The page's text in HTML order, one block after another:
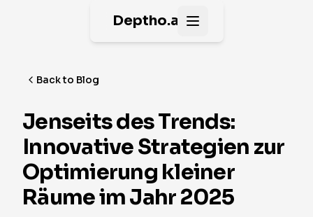
Deptho.ai Open main menu
Back to Blog
Jenseits des Trends:
Innovative Strategien zur
Optimierung kleiner
Räume im Jahr 2025